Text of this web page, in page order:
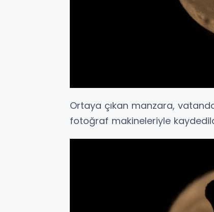
Ortaya çıkan manzara,
fotoğraf makineleriyle